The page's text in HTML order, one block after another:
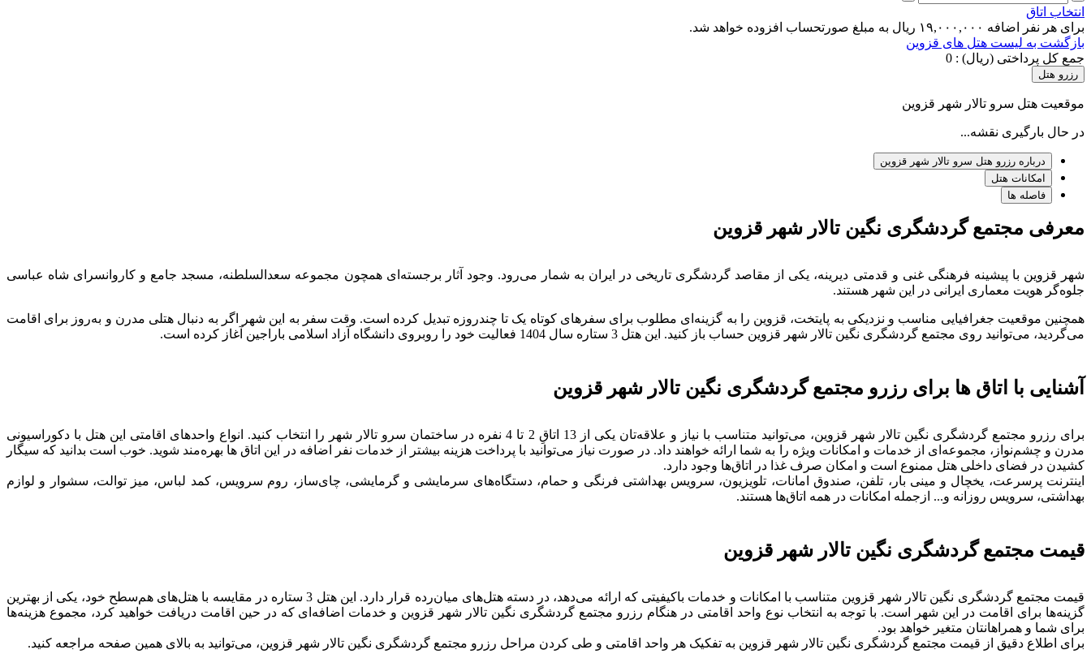
انتخاب اتاق
برای هر نفر اضافه ۱۹,۰۰۰,۰۰۰ ریال به مبلغ صورتحساب افزوده خواهد شد.
بازگشت به لیست هتل های قزوین
جمع کل پرداختی (ریال) : 0
رزرو هتل
موقعیت هتل سرو تالار شهر قزوین
در حال بارگیری نقشه...
درباره رزرو هتل سرو تالار شهر قزوین
امکانات هتل
فاصله ها
معرفی مجتمع گردشگری نگین تالار شهر قزوین
شهر قزوین با پیشینه فرهنگی غنی و قدمتی دیرینه، یکی از مقاصد گردشگری تاریخی در ایران به شمار می‌رود. وجود آثار برجسته‌ای همچون مجموعه‌ سعدالسلطنه، مسجد جامع و کاروانسرای شاه عباسی
جلوه‌گر هویت معماری ایرانی در این شهر هستند.
همچنین موقعیت جغرافیایی مناسب و نزدیکی به پایتخت، قزوین را به گزینه‌ای مطلوب برای سفرهای کوتاه یک تا چندروزه تبدیل کرده است. وقت سفر به این شهر اگر به دنبال هتلی مدرن و به‌روز برای اقامت
می‌گردید، می‌توانید روی مجتمع گردشگری نگین تالار شهر قزوین حساب باز کنید. این هتل 3 ستاره سال 1404 فعالیت خود را روبروی دانشگاه آزاد اسلامی باراجین آغاز کرده است.
آشنایی با اتاق ها برای رزرو مجتمع گردشگری نگین تالار شهر قزوین
برای رزرو مجتمع گردشگری نگین تالار شهر قزوین، می‌توانید متناسب با نیاز و علاقه‌تان یکی از 13 اتاقِ 2 تا 4 نفره در ساختمان سرو تالار شهر را انتخاب کنید. انواع واحدهای اقامتی این هتل با دکوراسیونی
مدرن و چشم‌نواز، مجموعه‌ای از خدمات و امکانات ویژه را به شما ارائه خواهند داد. در صورت نیاز می‌توانید با پرداخت هزینه بیشتر از خدمات نفر اضافه در این اتاق ها بهره‌مند شوید. خوب است بدانید که سیگار
کشیدن در فضای داخلی هتل ممنوع است و امکان صرف غذا در اتاق‌ها وجود دارد.
اینترنت پرسرعت، یخچال و مینی بار، تلفن، صندوق امانات، تلویزیون، سرویس بهداشتی فرنگی و حمام، دستگاه‌های سرمایشی و گرمایشی، چای‌ساز، روم سرویس، کمد لباس، میز توالت، سشوار و لوازم
بهداشتی، سرویس روزانه و... ازجمله امکانات در همه اتاق‌ها هستند.
قیمت مجتمع گردشگری نگین تالار شهر قزوین
قیمت مجتمع گردشگری نگین تالار شهر قزوین متناسب با امکانات و خدمات باکیفیتی که ارائه می‌دهد، در دسته هتل‌های میان‌رده قرار دارد. این هتل 3 ستاره در مقایسه با هتل‌های هم‌سطح خود، یکی از بهترین
گزینه‌ها برای اقامت در این شهر است. با توجه به انتخاب نوع واحد اقامتی در هنگام رزرو مجتمع گردشگری نگین تالار شهر قزوین و خدمات اضافه‌ای که در حین اقامت دریافت خواهید کرد، مجموع هزینه‌ها
برای شما و همراهانتان متغیر خواهد بود.
برای اطلاع دقیق از قیمت مجتمع گردشگری نگین تالار شهر قزوین به تفکیک هر واحد اقامتی و طی کردن مراحل رزرو مجتمع گردشگری نگین تالار شهر قزوین، می‌توانید به بالای همین صفحه مراجعه کنید.